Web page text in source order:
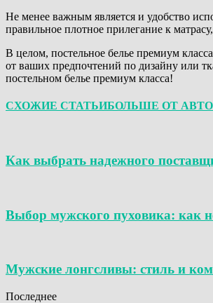
Не менее важным является и удобство
правильное плотное прилегание к
В целом, постельное белье премиум
от ваших предпочтений по дизайну или
постельном белье премиум класса!
СХОЖИЕ СТАТЬИБОЛЬШЕ ОТ
Как выбрать надежного
Выбор мужского пуховика: как
Мужские лонгсливы: стиль и
Последнее